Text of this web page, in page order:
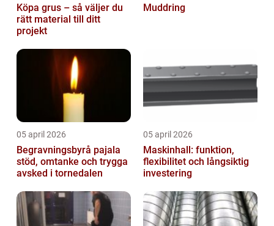
Köpa grus – så väljer du
rätt material till ditt
projekt
Muddring
05 april 2026
Begravningsbyrå pajala
stöd, omtanke och trygga
avsked i tornedalen
05 april 2026
Maskinhall: funktion,
flexibilitet och långsiktig
investering